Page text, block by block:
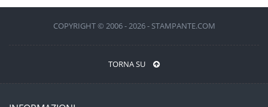
COPYRIGHT © 2006 - 2026 - STAMPANTE.COM
TORNA SU